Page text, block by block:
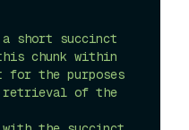
chunk within
for the purposes
retrieval of the